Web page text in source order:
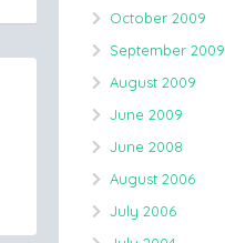
October 2009
September 2009
August 2009
June 2009
June 2008
August 2006
July 2006